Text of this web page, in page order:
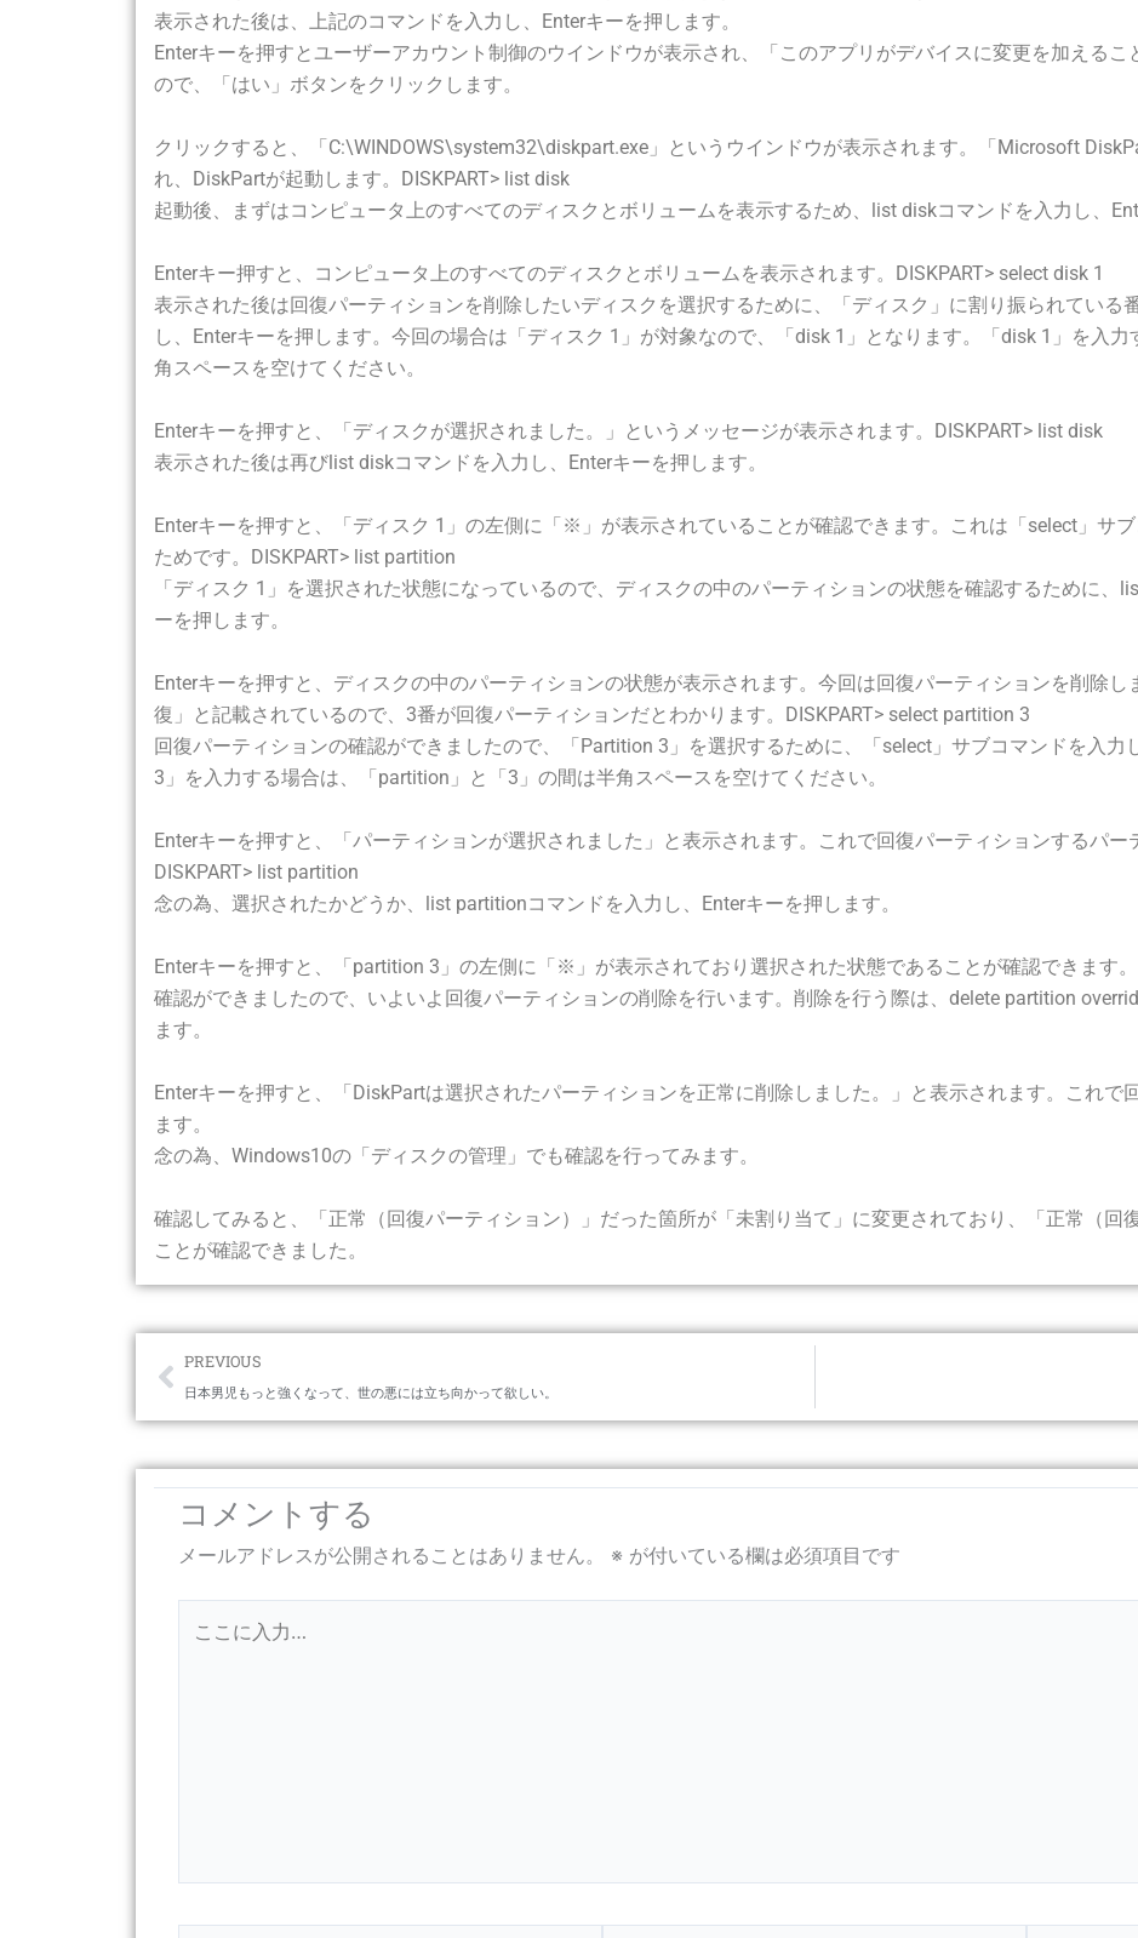
表示された後は、上記のコマンドを入力し、Enterキーを押します。
Enterキーを押すとユーザーアカウント制御のウインドウが表示され、「このアプリがデバイスに変更を加える
ので、「はい」ボタンをクリックします。
クリックすると、「C:\WINDOWS\system32\diskpart.exe」というウインドウが表示されます。「Microsoft
れ、DiskPartが起動します。DISKPART> list disk
起動後、まずはコンピュータ上のすべてのディスクとボリュームを表示するため、list diskコマンドを入力し、
Enterキー押すと、コンピュータ上のすべてのディスクとボリュームを表示されます。DISKPART> select disk 1
表示された後は回復パーティションを削除したいディスクを選択するために、「ディスク」に割り振られている
し、Enterキーを押します。今回の場合は「ディスク 1」が対象なので、「disk 1」となります。「disk 1」を入
角スペースを空けてください。
Enterキーを押すと、「ディスクが選択されました。」というメッセージが表示されます。DISKPART> list disk
表示された後は再びlist diskコマンドを入力し、Enterキーを押します。
Enterキーを押すと、「ディスク 1」の左側に「※」が表示されていることが確認できます。これは「select」サ
ためです。DISKPART> list partition
「ディスク 1」を選択された状態になっているので、ディスクの中のパーティションの状態を確認するために、
ーを押します。
Enterキーを押すと、ディスクの中のパーティションの状態が表示されます。今回は回復パーティションを削除
復」と記載されているので、3番が回復パーティションだとわかります。DISKPART> select partition 3
回復パーティションの確認ができましたので、「Partition 3」を選択するために、「select」サブコマンドを入力
3」を入力する場合は、「partition」と「3」の間は半角スペースを空けてください。
Enterキーを押すと、「パーティションが選択されました」と表示されます。これで回復パーティションするパー
DISKPART> list partition
念の為、選択されたかどうか、list partitionコマンドを入力し、Enterキーを押します。
Enterキーを押すと、「partition 3」の左側に「※」が表示されており選択された状態であることが確認できます
確認ができましたので、いよいよ回復パーティションの削除を行います。削除を行う際は、delete partition
ます。
Enterキーを押すと、「DiskPartは選択されたパーティションを正常に削除しました。」と表示されます。これで
ます。
念の為、Windows10の「ディスクの管理」でも確認を行ってみます。
確認してみると、「正常（回復パーティション）」だった箇所が「未割り当て」に変更されており、「正常（回
ことが確認できました。
PrevPREVIOUS
日本男児もっと強くなって、世の悪には立ち向かって欲しい。
コメントする
メールアドレスが公開されることはありません。 ※ が付いている欄は必須項目です